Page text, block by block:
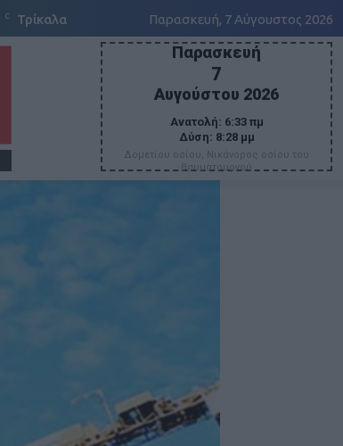
C Τρίκαλα Παρασκευή, 7 Αύγουστος 2026
Παρασκευή
7
Αυγούστου 2026
Ανατολή: 6:33 πμ
Δύση: 8:28 μμ
Δομετίου οσίου, Νικάνορος οσίου του
θαυματουργού